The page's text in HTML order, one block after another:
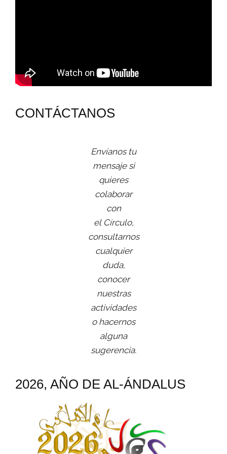
CONTÁCTANOS
Envíanos tu
mensaje si
quieres
colaborar
con
el Círculo,
consultarnos
cualquier
duda,
conocer
nuestras
actividades
o hacernos
alguna
sugerencia.
2026, AÑO DE AL-ÁNDALUS